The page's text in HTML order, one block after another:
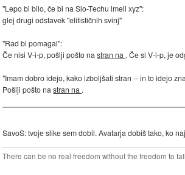
"Lepo bi bilo, če bi na Slo-Techu imeli xyz":
glej drugi odstavek "elitističnih svinj"
"Rad bi pomagal":
Če nisi V-i-p, pošlji pošto nastran na . Če si V-i-p, je
"Imam dobro idejo, kako izboljšati stran -- in to idejo
Pošlji pošto nastran na .
SavoS: tvoje slike sem dobil. Avatarja dobiš tako, ko
There can be no real freedom without the freedom to